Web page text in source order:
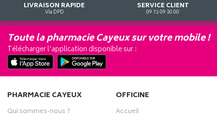
LIVRAISON RAPIDE
Via DPD
SERVICE CLIENT
09 72 09 30 00
Toute la pharmacie Cayeux sur votre mobile !
Télécharger l’application disponible sur :
PHARMACIE CAYEUX
Qui sommes-nous ?
OFFICINE
Accueil